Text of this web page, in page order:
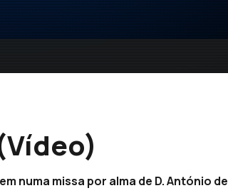
numa missa por alma de D. António de